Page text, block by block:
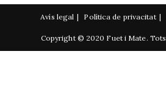
Avís legal Política de privacitat
Copyright © 2020 Fuet i Mate.